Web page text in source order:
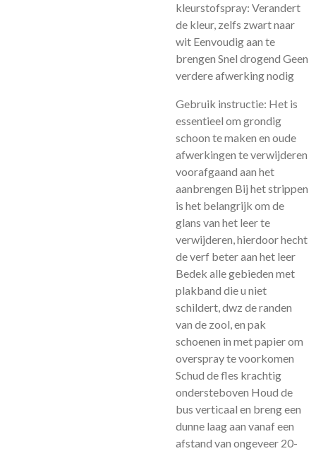
kleurstofspray: Verandert
de kleur, zelfs zwart naar
wit Eenvoudig aan te
brengen Snel drogend Geen
verdere afwerking nodig
Gebruik instructie: Het is
essentieel om grondig
schoon te maken en oude
afwerkingen te verwijderen
voorafgaand aan het
aanbrengen Bij het strippen
is het belangrijk om de
glans van het leer te
verwijderen, hierdoor hecht
de verf beter aan het leer
Bedek alle gebieden met
plakband die u niet
schildert, dwz de randen
van de zool, en pak
schoenen in met papier om
overspray te voorkomen
Schud de fles krachtig
ondersteboven Houd de
bus verticaal en breng een
dunne laag aan vanaf een
afstand van ongeveer 20-